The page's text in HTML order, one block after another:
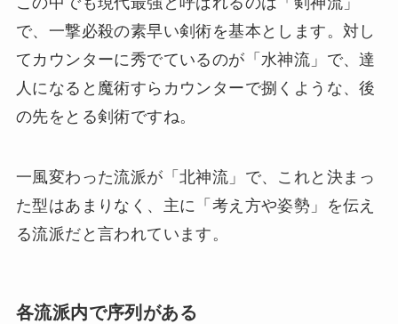
で、一撃必殺の素早い剣術を基本とします。対し
てカウンターに秀でているのが「水神流」で、達
人になると魔術すらカウンターで捌くような、後
の先をとる剣術ですね。
一風変わった流派が「北神流」で、これと決まっ
た型はあまりなく、主に「考え方や姿勢」を伝え
る流派だと言われています。
各流派内で序列がある